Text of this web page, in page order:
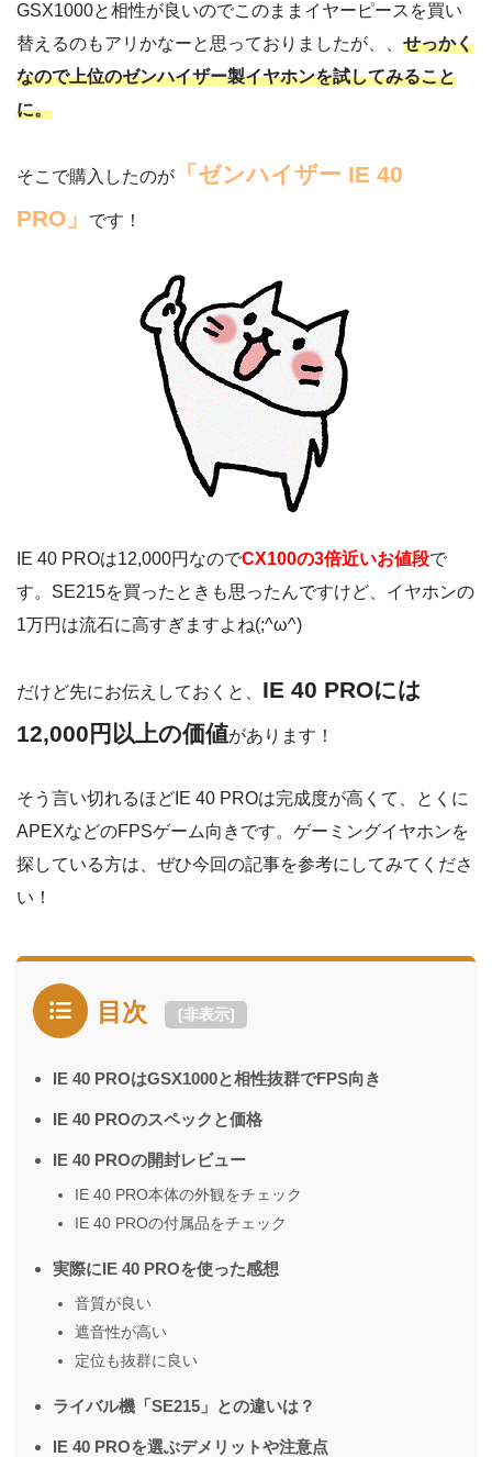
GSX1000と相性が良いのでこのままイヤーピースを買い
替えるのもアリかなーと思っておりましたが、、 せっかく
なので上位のゼンハイザー製イヤホンを試してみること
に。
そこで購入したのが
「ゼンハイザー IE 40
PRO」
です！
IE 40 PROは12,000円なのでCX100の3倍近いお値段で
す。SE215を買ったときも思ったんですけど、イヤホンの
1万円は流石に高すぎますよね(;^ω^)
だけど先にお伝えしておくと、 IE 40 PROには
12,000円以上の価値があります！
そう言い切れるほどIE 40 PROは完成度が高くて、とくに
APEXなどのFPSゲーム向きです。ゲーミングイヤホンを
探している方は、ぜひ今回の記事を参考にしてみてくださ
い！
目次 [非表示]
IE 40 PROはGSX1000と相性抜群でFPS向き
IE 40 PROのスペックと価格
IE 40 PROの開封レビュー
IE 40 PRO本体の外観をチェック
IE 40 PROの付属品をチェック
実際にIE 40 PROを使った感想
音質が良い
遮音性が高い
定位も抜群に良い
ライバル機「SE215」との違いは？
IE 40 PROを選ぶデメリットや注意点